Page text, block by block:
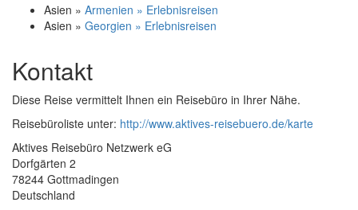
Asien » Armenien » Erlebnisreisen
Asien » Georgien » Erlebnisreisen
Kontakt
Diese Reise vermittelt Ihnen ein Reisebüro in Ihrer Nähe.
Reisebüroliste unter: http://www.aktives-reisebuero.de/karte
Aktives Reisebüro Netzwerk eG
Dorfgärten 2
78244 Gottmadingen
Deutschland